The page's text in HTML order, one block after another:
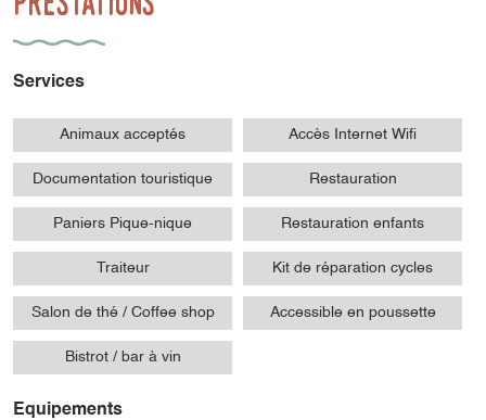
Services
Animaux acceptés Accès Internet Wifi
Documentation touristique Restauration
Paniers Pique-nique Restauration enfants
Traiteur Kit de réparation cycles
Salon de thé / Coffee shop Accessible en poussette
Bistrot / bar à vin
Equipements